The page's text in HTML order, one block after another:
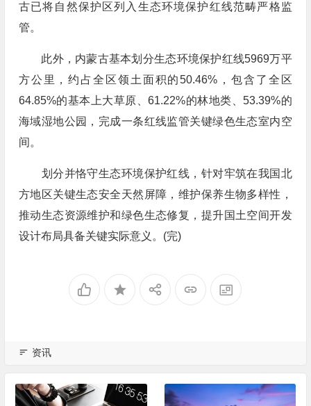
古已将自然保护区列入生态环境保护红线范畴严格监
管。
此外，内蒙古基本划分生态环境保护红线5969万平
方公里，约占全区领土面积的50.46%，包含了全区
64.85%的基本上大草原、61.22%的林地类、53.39%的
海域湿地公园，完成一条红线监管关键绿色生态室内空
间。
划分并恪守生态环境保护红线，针对牢筑在我国北
方地区关键生态安全天然屏障，维护保养生物多样性，
推动生态资源维护和绿色生态修复，提升国土空间开发
设计布局具备关键实际意义。(完)
资讯